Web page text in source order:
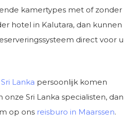
kamertypes met of zonder
hotel in Kalutara, dan kunnen
direct voor u
Lanka persoonlijk komen
Sri Lanka specialisten, dan
op ons reisburo in Maarssen.